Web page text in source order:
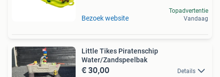
Bezoek website
Topadvertentie
Vandaag
Little Tikes Piratenschip
Water/Zandspeelbak
€ 30,00 Details